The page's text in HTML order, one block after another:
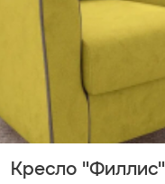
Кресло "Филлис"